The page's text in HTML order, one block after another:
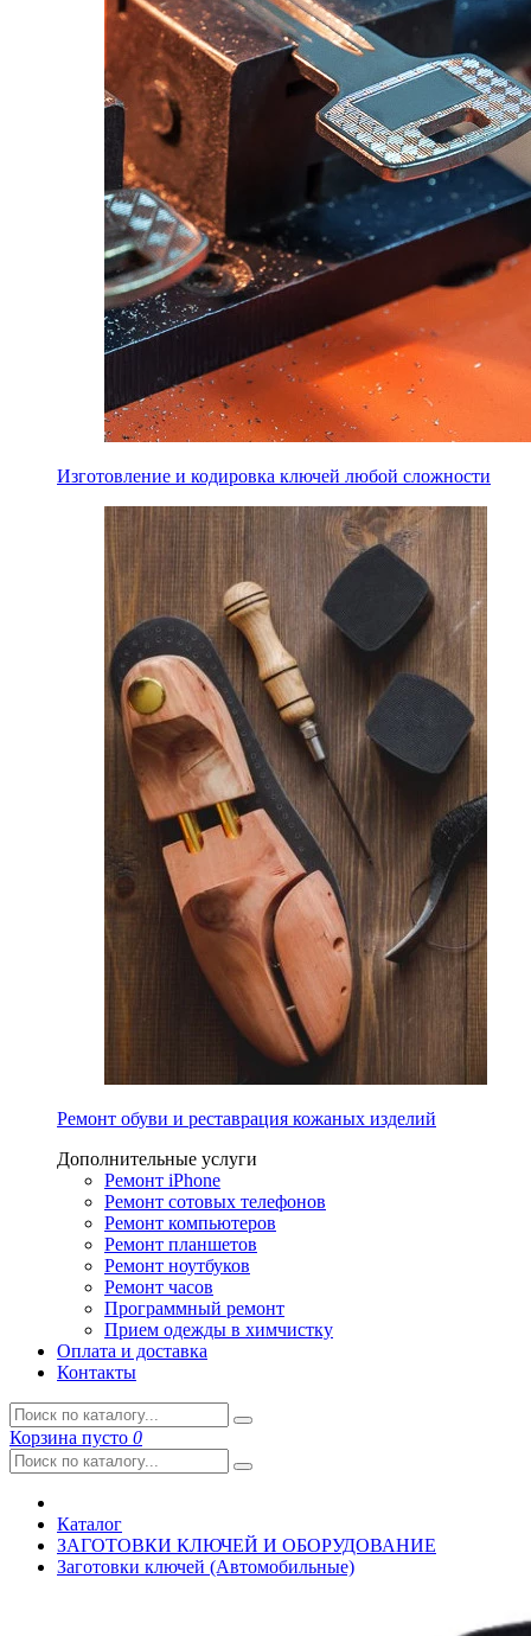
Изготовление и кодировка ключей любой сложности
Ремонт обуви и реставрация кожаных изделий
Дополнительные услуги
Ремонт iPhone
Ремонт сотовых телефонов
Ремонт компьютеров
Ремонт планшетов
Ремонт ноутбуков
Ремонт часов
Программный ремонт
Прием одежды в химчистку
Оплата и доставка
Контакты
Корзина пусто 0
Каталог
ЗАГОТОВКИ КЛЮЧЕЙ И ОБОРУДОВАНИЕ
Заготовки ключей (Автомобильные)